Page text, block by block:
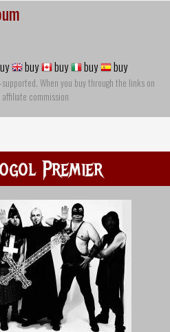
buy buy buy buy
When you buy through the links on
affiliate commission
Premier